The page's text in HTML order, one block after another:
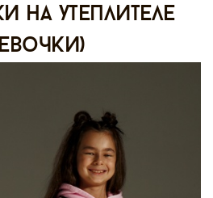
на утеплителе